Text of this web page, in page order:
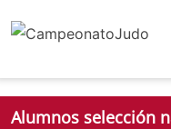
Alumnos selección